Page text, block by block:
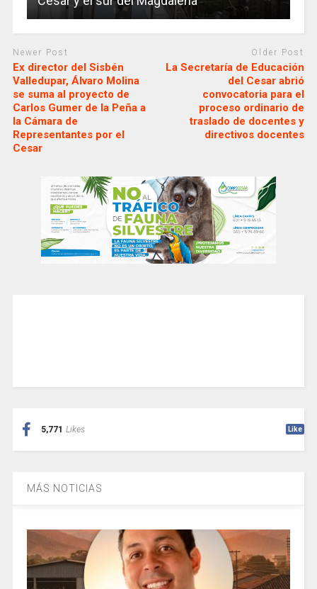
Newer Post
Ex director del Sisbén
Valledupar, Álvaro Molina
se suma al proyecto de
Carlos Gumer de la Peña a
la Cámara de
Representantes por el
Cesar
Older Post
La Secretaría de Educación
del Cesar abrió
convocatoria para el
proceso ordinario de
traslado de docentes y
directivos docentes
5,771 Likes Like
MÁS NOTICIAS